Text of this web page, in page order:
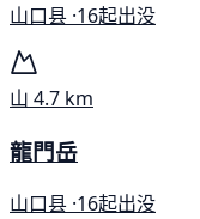
山口县 ·16起出没
山 4.7 km
龍門岳
山口县 ·16起出没